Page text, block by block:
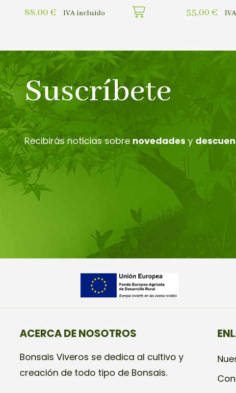
88,00 € IVA incluído 55,00 €
Suscríbete
Recibirás noticias sobre novedades y
ACERCA DE NOSOTROS
Bonsais Viveros se dedica al cultivo y
creación de todo tipo de Bonsais.